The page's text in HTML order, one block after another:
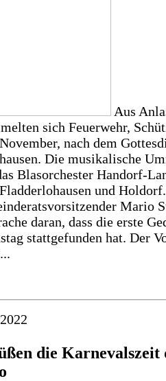
Aus
sich Feuerwehr,
nach dem
Die musikalische
Blasorchester Handorf-
und
Mario
daran, dass die erste
stattgefunden hat. Der
die